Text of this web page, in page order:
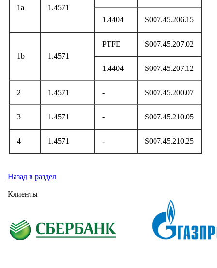
1a 1.4571
1.4404 S007.45.206.15
1b 1.4571
PTFE S007.45.207.02
1.4404 S007.45.207.12
2 1.4571 - S007.45.200.07
3 1.4571 - S007.45.210.05
4 1.4571 - S007.45.210.25
Назад в раздел
Клиенты